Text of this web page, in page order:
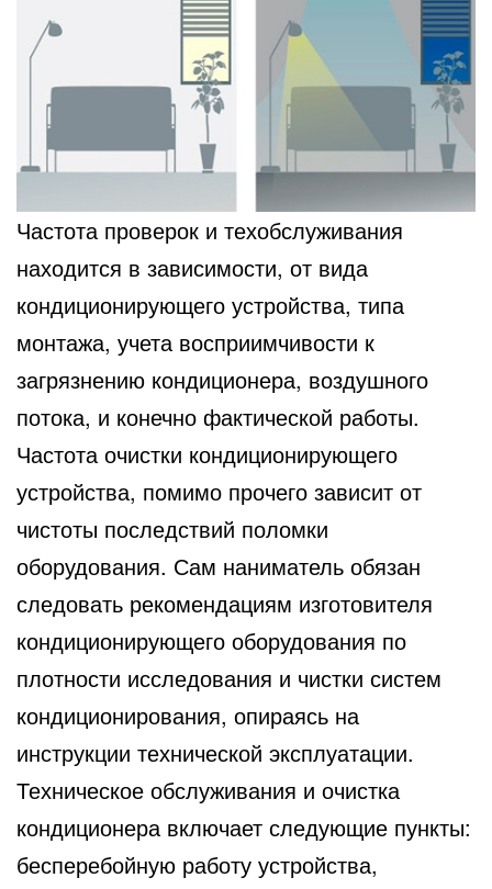
Частота проверок и техобслуживания
находится в зависимости, от вида
кондиционирующего устройства, типа
монтажа, учета восприимчивости к
загрязнению кондиционера, воздушного
потока, и конечно фактической работы.
Частота очистки кондиционирующего
устройства, помимо прочего зависит от
чистоты последствий поломки
оборудования. Сам наниматель обязан
следовать рекомендациям изготовителя
кондиционирующего оборудования по
плотности исследования и чистки систем
кондиционирования, опираясь на
инструкции технической эксплуатации.
Техническое обслуживания и очистка
кондиционера включает следующие пункты:
бесперебойную работу устройства,